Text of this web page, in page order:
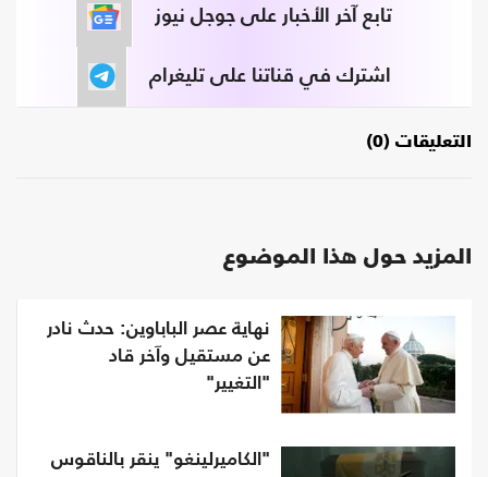
تابع آخر الأخبار على جوجل نيوز
اشترك في قناتنا على تليغرام
التعليقات (0)
المزيد حول هذا الموضوع
نهاية عصر الباباوين: حدث نادر
عن مستقيل وآخر قاد
"التغيير"
"الكاميرلينغو" ينقر بالناقوس